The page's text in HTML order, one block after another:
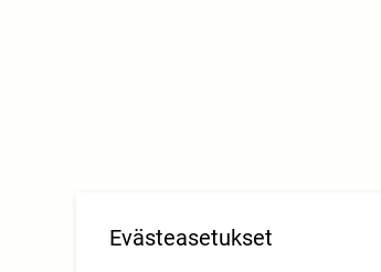
Evästeasetukset